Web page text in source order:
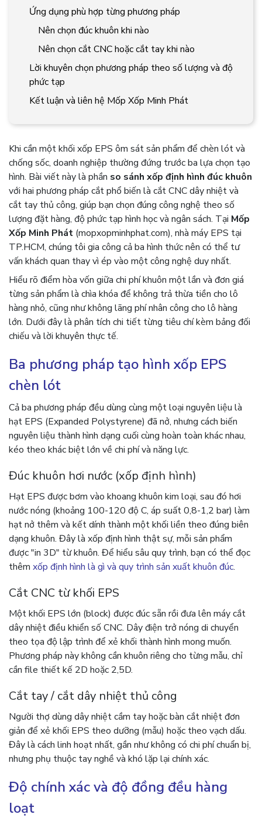
Ứng dụng phù hợp từng phương pháp
Nên chọn đúc khuôn khi nào
Nên chọn cắt CNC hoặc cắt tay khi nào
Lời khuyên chọn phương pháp theo số lượng và độ
phức tạp
Kết luận và liên hệ Mốp Xốp Minh Phát
Khi cần một khối xốp EPS ôm sát sản phẩm để chèn lót và
chống sốc, doanh nghiệp thường đứng trước ba lựa chọn tạo
hình. Bài viết này là phần so sánh xốp định hình đúc khuôn
với hai phương pháp cắt phổ biến là cắt CNC dây nhiệt và
cắt tay thủ công, giúp bạn chọn đúng công nghệ theo số
lượng đặt hàng, độ phức tạp hình học và ngân sách. Tại Mốp
Xốp Minh Phát (mopxopminhphat.com), nhà máy EPS tại
TP.HCM, chúng tôi gia công cả ba hình thức nên có thể tư
vấn khách quan thay vì ép vào một công nghệ duy nhất.
Hiểu rõ điểm hòa vốn giữa chi phí khuôn một lần và đơn giá
từng sản phẩm là chìa khóa để không trả thừa tiền cho lô
hàng nhỏ, cũng như không lãng phí nhân công cho lô hàng
lớn. Dưới đây là phân tích chi tiết từng tiêu chí kèm bảng đối
chiếu và lời khuyên thực tế.
Ba phương pháp tạo hình xốp EPS
chèn lót
Cả ba phương pháp đều dùng cùng một loại nguyên liệu là
hạt EPS (Expanded Polystyrene) đã nở, nhưng cách biến
nguyên liệu thành hình dạng cuối cùng hoàn toàn khác nhau,
kéo theo khác biệt lớn về chi phí và năng lực.
Đúc khuôn hơi nước (xốp định hình)
Hạt EPS được bơm vào khoang khuôn kim loại, sau đó hơi
nước nóng (khoảng 100-120 độ C, áp suất 0,8-1,2 bar) làm
hạt nở thêm và kết dính thành một khối liền theo đúng biên
dạng khuôn. Đây là xốp định hình thật sự, mỗi sản phẩm
được "in 3D" từ khuôn. Để hiểu sâu quy trình, bạn có thể đọc
thêm xốp định hình là gì và quy trình sản xuất khuôn đúc.
Cắt CNC từ khối EPS
Một khối EPS lớn (block) được đúc sẵn rồi đưa lên máy cắt
dây nhiệt điều khiển số CNC. Dây điện trở nóng di chuyển
theo tọa độ lập trình để xẻ khối thành hình mong muốn.
Phương pháp này không cần khuôn riêng cho từng mẫu, chỉ
cần file thiết kế 2D hoặc 2,5D.
Cắt tay / cắt dây nhiệt thủ công
Người thợ dùng dây nhiệt cầm tay hoặc bàn cắt nhiệt đơn
giản để xẻ khối EPS theo dưỡng (mẫu) hoặc theo vạch dấu.
Đây là cách linh hoạt nhất, gần như không có chi phí chuẩn bị,
nhưng phụ thuộc tay nghề và khó lặp lại chính xác.
Độ chính xác và độ đồng đều hàng
loạt